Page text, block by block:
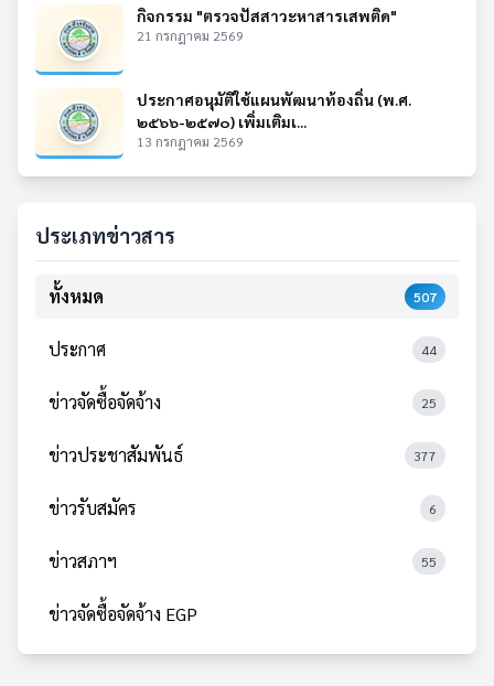
กิจกรรม "ตรวจปัสสาวะหาสารเสพติด"
21 กรกฎาคม 2569
ประกาศอนุมัติใช้แผนพัฒนาท้องถิ่น (พ.ศ.
๒๕๖๖-๒๕๗๐) เพิ่มเติมเ...
13 กรกฎาคม 2569
ประเภทข่าวสาร
ทั้งหมด 507
ประกาศ 44
ข่าวจัดซื้อจัดจ้าง 25
ข่าวประชาสัมพันธ์ 377
ข่าวรับสมัคร 6
ข่าวสภาฯ 55
ข่าวจัดซื้อจัดจ้าง EGP